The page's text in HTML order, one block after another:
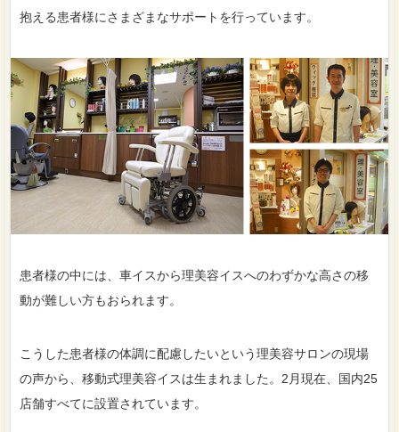
抱える患者様にさまざまなサポートを行っています。
患者様の中には、車イスから理美容イスへのわずかな高さの移
動が難しい方もおられます。
こうした患者様の体調に配慮したいという理美容サロンの現場
の声から、移動式理美容イスは生まれました。2月現在、国内25
店舗すべてに設置されています。